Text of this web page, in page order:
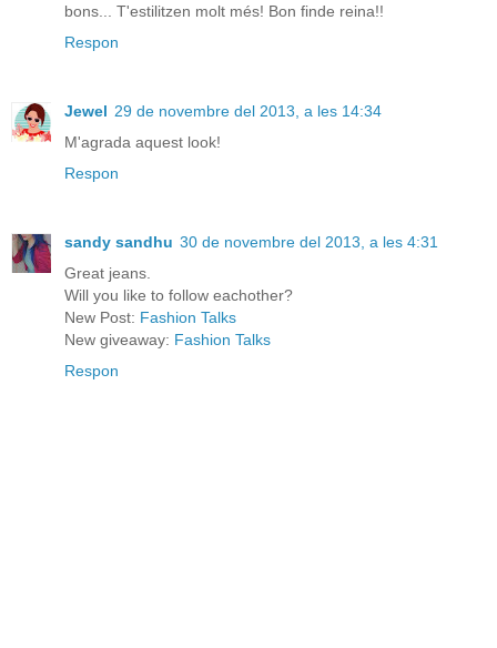
bons... T'estilitzen molt més! Bon finde reina!!
Respon
Jewel 29 de novembre del 2013, a les 14:34
M'agrada aquest look!
Respon
sandy sandhu 30 de novembre del 2013, a les 4:31
Great jeans.
Will you like to follow eachother?
New Post: Fashion Talks
New giveaway: Fashion Talks
Respon